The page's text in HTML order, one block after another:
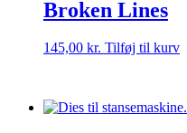
Broken Lines
145,00 kr. Tilføj til kurv